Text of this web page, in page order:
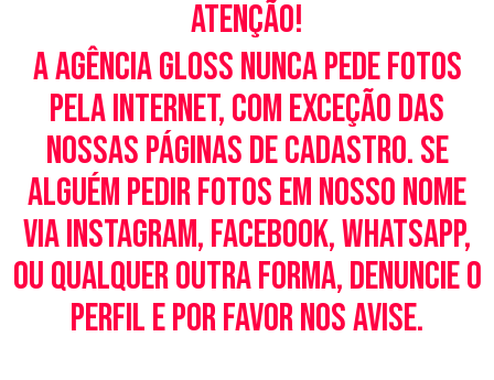
Atenção!
A Agência Gloss nunca pede fotos
pela Internet, com exceção das
nossas páginas de cadastro. Se
alguém pedir fotos em nosso nome
via Instagram, Facebook, WhatsApp,
ou qualquer outra forma, denuncie o
perfil e por favor nos avise.